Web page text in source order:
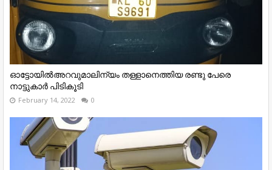
ഓട്ടോയിൽഅറവുമാലിന്യം തള്ളാനെത്തിയ രണ്ടു പേരെ
നാട്ടുകാര്‍ പിടികൂടി
February 14, 2022 0